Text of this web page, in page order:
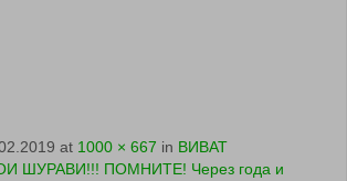
at 1000 × 667 in ВИВАТ
ШУРАВИ!!! ПОМНИТЕ! Через года и